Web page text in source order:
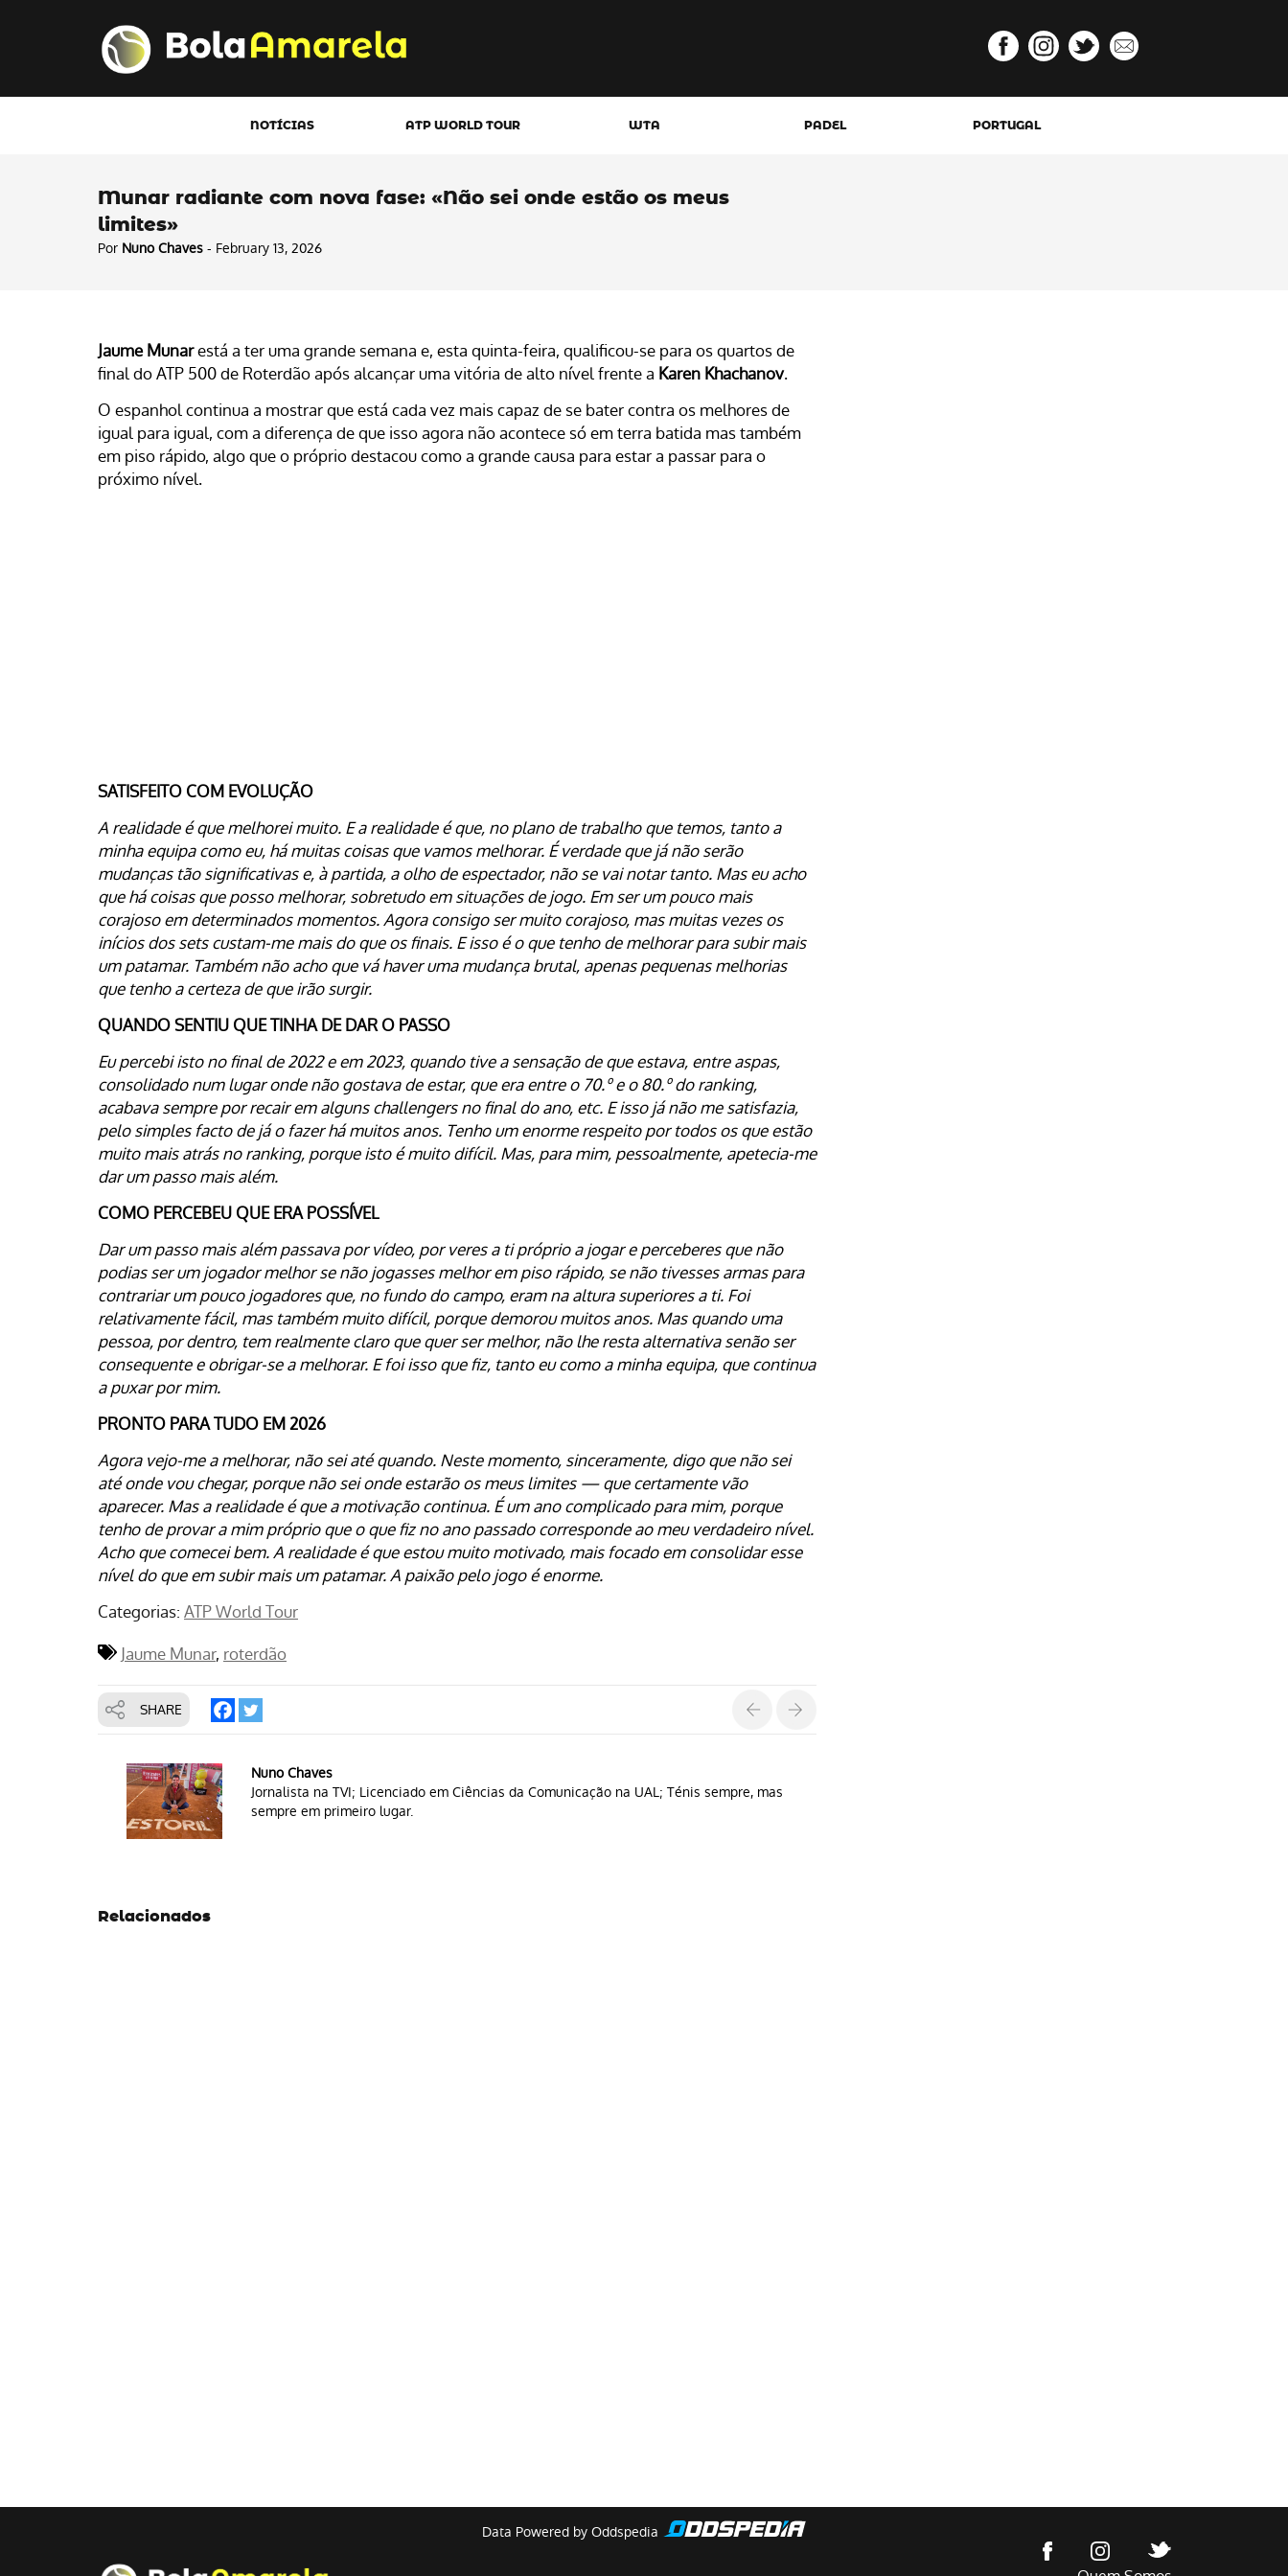
NOTÍCIAS ATP WORLD TOUR WTA PADEL PORTUGAL
Munar radiante com nova fase: «Não sei onde estão os meus
limites»
Por Nuno Chaves - February 13, 2026
Jaume Munarestá a ter uma grande semana e, esta quinta-feira, qualificou-se para os quartos de
final do ATP 500 de Roterdão após alcançar uma vitória de alto nível frente a Karen Khachanov.
O espanhol continua a mostrar que está cada vez mais capaz de se bater contra os melhores de
igual para igual, com a diferença de que isso agora não acontece só em terra batida mas também
em piso rápido, algo que o próprio destacou como a grande causa para estar a passar para o
próximo nível.
SATISFEITO COM EVOLUÇÃO
A realidade é que melhorei muito. E a realidade é que, no plano de trabalho que temos, tanto a
minha equipa como eu, há muitas coisas que vamos melhorar. É verdade que já não serão
mudanças tão significativas e, à partida, a olho de espectador, não se vai notar tanto. Mas eu acho
que há coisas que posso melhorar, sobretudo em situações de jogo. Em ser um pouco mais
corajoso em determinados momentos. Agora consigo ser muito corajoso, mas muitas vezes os
inícios dos sets custam-me mais do que os finais. E isso é o que tenho de melhorar para subir mais
um patamar. Também não acho que vá haver uma mudança brutal, apenas pequenas melhorias
que tenho a certeza de que irão surgir.
QUANDO SENTIU QUE TINHA DE DAR O PASSO
Eu percebi isto no final de 2022 e em 2023, quando tive a sensação de que estava, entre aspas,
consolidado num lugar onde não gostava de estar, que era entre o 70.º e o 80.º do ranking,
acabava sempre por recair em alguns challengers no final do ano, etc. E isso já não me satisfazia,
pelo simples facto de já o fazer há muitos anos. Tenho um enorme respeito por todos os que estão
muito mais atrás no ranking, porque isto é muito difícil. Mas, para mim, pessoalmente, apetecia-me
dar um passo mais além.
COMO PERCEBEU QUE ERA POSSÍVEL
Dar um passo mais além passava por vídeo, por veres a ti próprio a jogar e perceberes que não
podias ser um jogador melhor se não jogasses melhor em piso rápido, se não tivesses armas para
contrariar um pouco jogadores que, no fundo do campo, eram na altura superiores a ti. Foi
relativamente fácil, mas também muito difícil, porque demorou muitos anos. Mas quando uma
pessoa, por dentro, tem realmente claro que quer ser melhor, não lhe resta alternativa senão ser
consequente e obrigar-se a melhorar. E foi isso que fiz, tanto eu como a minha equipa, que continua
a puxar por mim.
PRONTO PARA TUDO EM 2026
Agora vejo-me a melhorar, não sei até quando. Neste momento, sinceramente, digo que não sei
até onde vou chegar, porque não sei onde estarão os meus limites — que certamente vão
aparecer. Mas a realidade é que a motivação continua. É um ano complicado para mim, porque
tenho de provar a mim próprio que o que fiz no ano passado corresponde ao meu verdadeiro nível.
Acho que comecei bem. A realidade é que estou muito motivado, mais focado em consolidar esse
nível do que em subir mais um patamar. A paixão pelo jogo é enorme.
Categorias: ATP World Tour
Jaume Munar roterdão
SHARE
Nuno Chaves
Jornalista na TVI; Licenciado em Ciências da Comunicação na UAL; Ténis sempre, mas
sempre em primeiro lugar.
Relacionados
Data Powered by Oddspedia